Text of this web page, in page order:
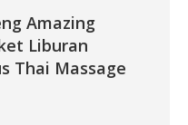
Amazing
Liburan
Thai Massage